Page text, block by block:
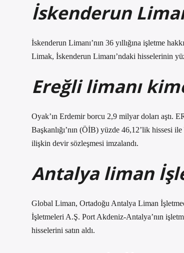
İskenderun
İskenderun Limanı’nın 36 yıllığına işletme
Limak, İskenderun Limanı’ndaki hisselerinin
Ereğli limanı
Oyak’ın Erdemir borcu 2,9 milyar doları aştı.
Başkanlığı’nın (ÖİB) yüzde 46,12’lik hissesi
ilişkin devir sözleşmesi imzalandı.
Antalya liman
Global Liman, Ortadoğu Antalya Liman
İşletmeleri A.Ş. Port Akdeniz-Antalya’nın
hisselerini satın aldı.